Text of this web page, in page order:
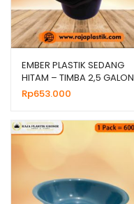
EMBER PLASTIK SEDANG
HITAM – TIMBA 2,5 GALON
GG GALAXY
Rp653.000